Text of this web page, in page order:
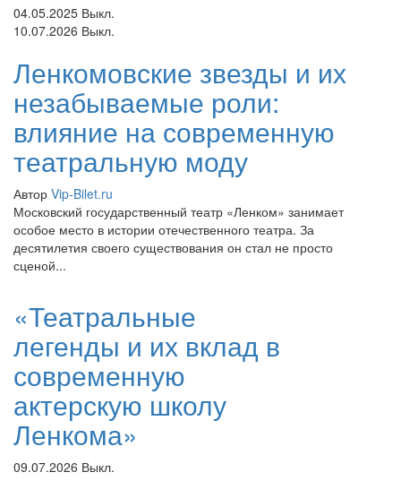
04.05.2025 Выкл.
10.07.2026 Выкл.
Ленкомовские звезды и их
незабываемые роли:
влияние на современную
театральную моду
Автор Vip-Bilet.ru
Московский государственный театр «Ленком» занимает
особое место в истории отечественного театра. За
десятилетия своего существования он стал не просто
сценой...
«Театральные
легенды и их вклад в
современную
актерскую школу
Ленкома»
09.07.2026 Выкл.